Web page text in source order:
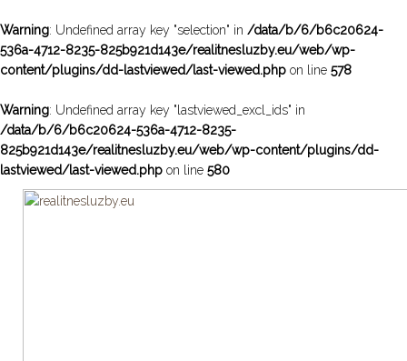
Warning: Undefined array key "selection" in /data/b/6/b6c20624-
536a-4712-8235-825b921d143e/realitnesluzby.eu/web/wp-
content/plugins/dd-lastviewed/last-viewed.php on line 578
Warning: Undefined array key "lastviewed_excl_ids" in
/data/b/6/b6c20624-536a-4712-8235-
825b921d143e/realitnesluzby.eu/web/wp-content/plugins/dd-
lastviewed/last-viewed.php on line 580